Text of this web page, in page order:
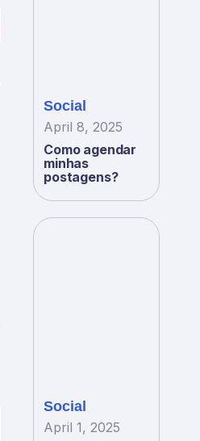
Social
April 8, 2025
Como agendar
minhas
postagens?
Social
April 1, 2025